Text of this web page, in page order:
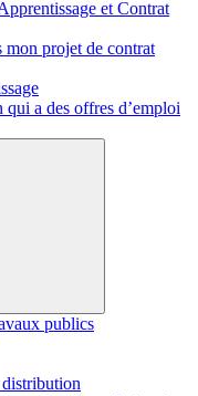
et Contrat
mon projet de contrat
qui a des offres d’emploi
publics